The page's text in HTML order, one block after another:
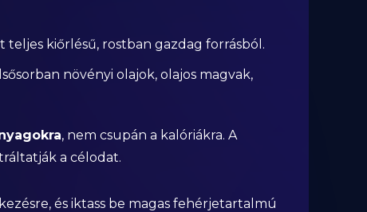
teljes kiőrlésű, rostban gazdag forrásból.
növényi olajok, olajos magvak,
, nem csupán a kalóriákra. A
a célodat.
és iktass be magas fehérjetartalmú